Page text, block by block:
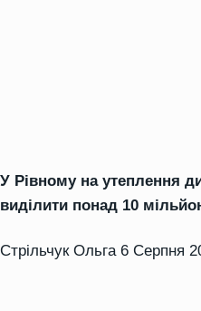
У Рівному на утеплення
виділити понад 10
Стрільчук Ольга 6 Серпня